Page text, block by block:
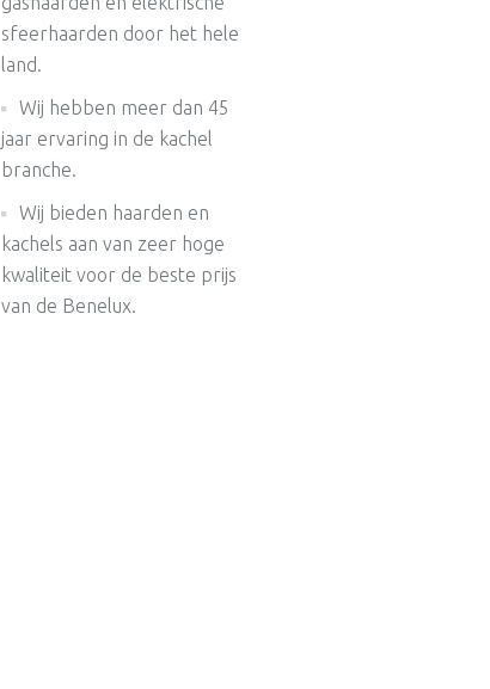
sfeerhaarden door het hele
land.
Wij hebben meer dan 45
jaar ervaring in de kachel
branche.
Wij bieden haarden en
kachels aan van zeer hoge
kwaliteit voor de beste prijs
van de Benelux.